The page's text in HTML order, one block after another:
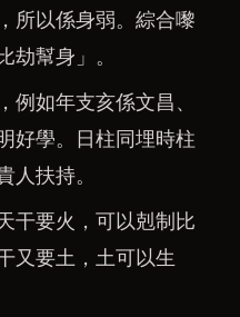
所以係身弱。綜合嚟
幫身」。
例如年支亥係文昌、
好學。日柱同埋時柱
扶持。
干要火，可以剋制比
又要土，土可以生